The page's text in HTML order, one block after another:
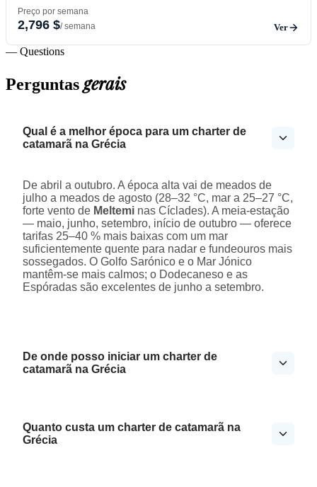
Preço por semana
2,796 $/ semana Ver
— Questions
Perguntasgerais
Qual é a melhor época para um charter de
catamarã na Grécia
De abril a outubro. A época alta vai de meados de
julho a meados de agosto (28–32 °C, mar a 25–27 °C,
forte vento de Meltemi nas Cíclades). A meia-estação
— maio, junho, setembro, início de outubro — oferece
tarifas 25–40 % mais baixas com um mar
suficientemente quente para nadar e fundeouros mais
sossegados. O Golfo Sarónico e o Mar Jónico
mantêm-se mais calmos; o Dodecaneso e as
Espóradas são excelentes de junho a setembro.
De onde posso iniciar um charter de
catamarã na Grécia
Quanto custa um charter de catamarã na
Grécia